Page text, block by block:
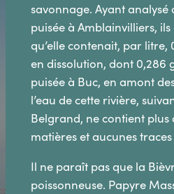
savonnage. Ayant analysé
puisée à Amblainvilliers,
qu’elle contenait, par litre,
en dissolution, dont 0,286
puisée à Buc, en amont
l’eau de cette rivière,
Belgrand, ne contient plus
matières et aucunes
Il ne paraît pas que la
poissonneuse. Papyre